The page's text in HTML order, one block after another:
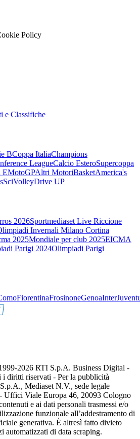
Policy
e Classifiche
BCoppa ItaliaChampions
LeagueCalcio EsteroSupercoppa
EMotoGPAltri MotoriBasketAmerica's
SciVolleyDrive UP
2026Sportmediaset Live Riccione
Invernali Milano Cortina
2025Mondiale per club 2025EICMA
Parigi 2024Olimpiadi Parigi
FiorentinaFrosinoneGenoaInter
2026 RTI S.p.A. Business Digital -
i diritti riservati - Per la pubblicità
Mediaset N.V., sede legale
Uffici Viale Europa 46, 20093 Cologno
e ai dati personali trasmessi e/o
funzionale all’addestramento di
generativa. È altresì fatto divieto
automatizzati di data scraping.